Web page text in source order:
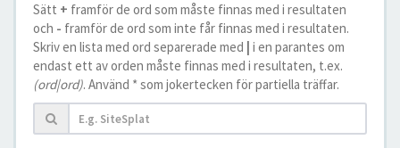
Sätt + framför de ord som måste finnas med i resultaten
och - framför de ord som inte får finnas med i resultaten.
Skriv en lista med ord separerade med | i en parantes om
endast ett av orden måste finnas med i resultaten, t.ex.
(ord|ord). Använd * som jokertecken för partiella träffar.